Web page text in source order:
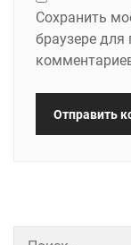
Сохранить
браузере